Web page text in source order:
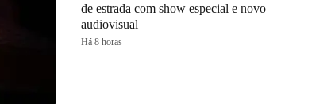
de estrada com show especial e novo
audiovisual
Há 8 horas